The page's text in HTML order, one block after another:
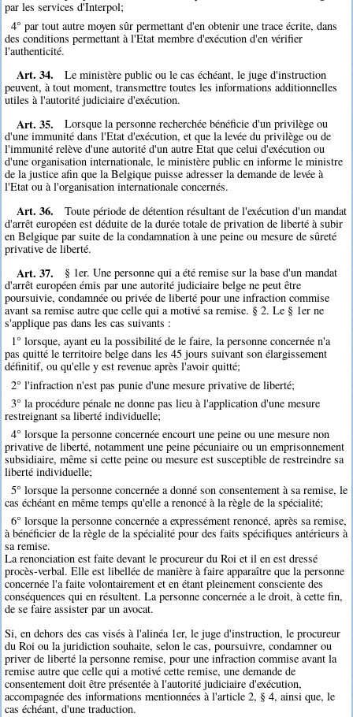
par les services d'Interpol;
4° par tout autre moyen sûr permettant d'en obtenir une trace écrite, dans
des conditions permettant à l'Etat membre d'exécution d'en vérifier
l'authenticité.
Art. 34.
Le ministère public ou le cas échéant, le juge d'instruction
peuvent, à tout moment, transmettre toutes les informations additionnelles
utiles à l'autorité judiciaire d'exécution.
Art. 35.
Lorsque la personne recherchée bénéficie d'un privilège ou
d'une immunité dans l'Etat d'exécution, et que la levée du privilège ou de
l'immunité relève d'une autorité d'un autre Etat que celui d'exécution ou
d'une organisation internationale, le ministère public en informe le ministre
de la justice afin que la Belgique puisse adresser la demande de levée à
l'Etat ou à l'organisation internationale concernés.
Art. 36.
Toute période de détention résultant de l'exécution d'un mandat
d'arrêt européen est déduite de la durée totale de privation de liberté à subir
en Belgique par suite de la condamnation à une peine ou mesure de sûreté
privative de liberté.
Art. 37.
§ 1er. Une personne qui a été remise sur la base d'un mandat
d'arrêt européen émis par une autorité judiciaire belge ne peut être
poursuivie, condamnée ou privée de liberté pour une infraction commise
avant sa remise autre que celle qui a motivé sa remise. § 2. Le § 1er ne
s'applique pas dans les cas suivants :
1° lorsque, ayant eu la possibilité de le faire, la personne concernée n'a
pas quitté le territoire belge dans les 45 jours suivant son élargissement
définitif, ou qu'elle y est revenue après l'avoir quitté;
2° l'infraction n'est pas punie d'une mesure privative de liberté;
3° la procédure pénale ne donne pas lieu à l'application d'une mesure
restreignant sa liberté individuelle;
4° lorsque la personne concernée encourt une peine ou une mesure non
privative de liberté, notamment une peine pécuniaire ou un emprisonnement
subsidiaire, même si cette peine ou mesure est susceptible de restreindre sa
liberté individuelle;
5° lorsque la personne concernée a donné son consentement à sa remise, le
cas échéant en même temps qu'elle a renoncé à la règle de la spécialité;
6° lorsque la personne concernée a expressément renoncé, après sa remise,
à bénéficier de la règle de la spécialité pour des faits spécifiques antérieurs à
sa remise.
La renonciation est faite devant le procureur du Roi et il en est dressé
procès-verbal. Elle est libellée de manière à faire apparaître que la personne
concernée l'a faite volontairement et en étant pleinement consciente des
conséquences qui en résultent. La personne concernée a le droit, à cette fin,
de se faire assister par un avocat.
Si, en dehors des cas visés à l'alinéa 1er, le juge d'instruction, le procureur
du Roi ou la juridiction souhaite, selon le cas, poursuivre, condamner ou
priver de liberté la personne remise, pour une infraction commise avant la
remise autre que celle qui a motivé cette remise, une demande de
consentement doit être présentée à l'autorité judiciaire d'exécution,
accompagnée des informations mentionnées à l'article 2, § 4, ainsi que, le
cas échéant, d'une traduction.